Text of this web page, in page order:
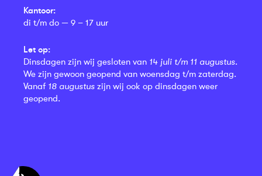
Kantoor:
di t/m do — 9 – 17 uur
Let op:
Dinsdagen zijn wij gesloten van 14 juli t/m 11 augustus.
We zijn gewoon geopend van woensdag t/m zaterdag.
Vanaf 18 augustus zijn wij ook op dinsdagen weer
geopend.